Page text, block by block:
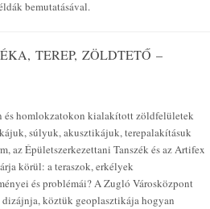
bemutatásával.
TEREP, ZÖLDTETŐ –
és homlokzatokon kialakított zöldfelületek
súlyuk, akusztikájuk, terepalakításuk
az Épületszerkezettani Tanszék és az Artifex
körül: a teraszok, erkélyek
és problémái? A Zugló Városközpont
köztük geoplasztikája hogyan